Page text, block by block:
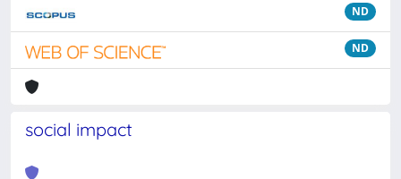
ND
ND
social impact